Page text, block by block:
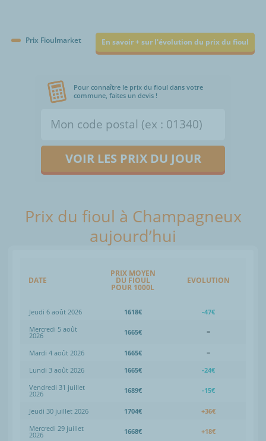
Prix Fioulmarket En savoir + sur l'évolution du prix du fioul
Pour connaître le prix du fioul dans votre
commune, faites un devis !
VOIR LES PRIX DU JOUR
Prix du fioul à Champagneux
aujourd’hui
DATE
PRIX MOYEN
DU FIOUL
POUR 1000L
EVOLUTION
Jeudi 6 août 2026 1618€
-47€
Mercredi 5 août
2026 1665€ =
Mardi 4 août 2026 1665€
=
Lundi 3 août 2026
1665€
-24€
Vendredi 31 juillet
2026 1689€ -15€
Jeudi 30 juillet 2026 1704€
+36€
Mercredi 29 juillet
2026 1668€ +18€